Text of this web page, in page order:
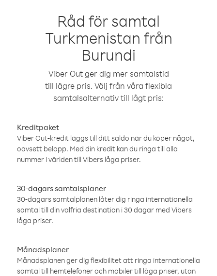
Råd för samtal
Turkmenistan från
Burundi
Viber Out ger dig mer samtalstid
till lägre pris. Välj från våra flexibla
samtalsalternativ till lågt pris:
Kreditpaket
Viber Out-kredit läggs till ditt saldo när du köper något,
oavsett belopp. Med din kredit kan du ringa till alla
nummer i världen till Vibers låga priser.
30-dagars samtalsplaner
30-dagars samtalplanen låter dig ringa internationella
samtal till din valfria destination i 30 dagar med Vibers
låga priser.
Månadsplaner
Månadsplanen ger dig flexibilitet att ringa internationella
samtal till hemtelefoner och mobiler till låga priser, utan